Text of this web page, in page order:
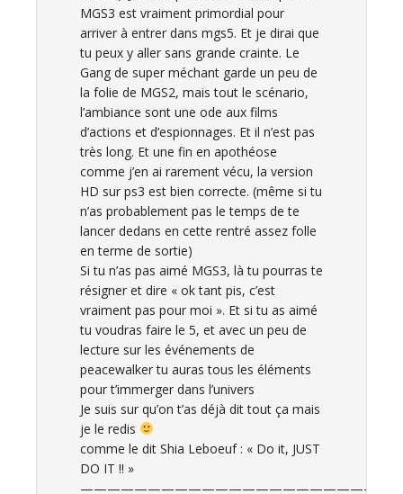
MGS3 est vraiment primordial pour
arriver à entrer dans mgs5. Et je dirai que
tu peux y aller sans grande crainte. Le
Gang de super méchant garde un peu de
la folie de MGS2, mais tout le scénario,
l’ambiance sont une ode aux films
d’actions et d’espionnages. Et il n’est pas
très long. Et une fin en apothéose
comme j’en ai rarement vécu, la version
HD sur ps3 est bien correcte. (même si tu
n’as probablement pas le temps de te
lancer dedans en cette rentré assez folle
en terme de sortie)
Si tu n’as pas aimé MGS3, là tu pourras te
résigner et dire « ok tant pis, c’est
vraiment pas pour moi ». Et si tu as aimé
tu voudras faire le 5, et avec un peu de
lecture sur les événements de
peacewalker tu auras tous les éléments
pour t’immerger dans l’univers
Je suis sur qu’on t’as déjà dit tout ça mais
je le redis
comme le dit Shia Leboeuf : « Do it, JUST
DO IT !! »